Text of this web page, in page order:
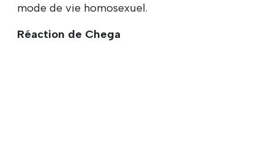
mode de vie homosexuel.
Réaction de Chega